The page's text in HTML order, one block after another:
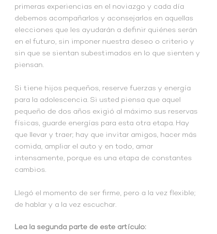
primeras experiencias en el noviazgo y cada día
debemos acompañarlos y aconsejarlos en aquellas
elecciones que les ayudarán a definir quiénes serán
en el futuro, sin imponer nuestra deseo o criterio y
sin que se sientan subestimados en lo que sienten y
piensan.
Si tiene hijos pequeños, reserve fuerzas y energía
para la adolescencia. Si usted piensa que aquel
pequeño de dos años exigió al máximo sus reservas
físicas, guarde energías para esta otra etapa. Hay
que llevar y traer; hay que invitar amigos, hacer más
comida, ampliar el auto y en todo, amar
intensamente, porque es una etapa de constantes
cambios.
Llegó el momento de ser firme, pero a la vez flexible;
de hablar y a la vez escuchar.
Lea la segunda parte de este artículo: